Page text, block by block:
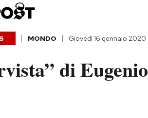
MONDO Giovedì 16 gennaio 2020
di Eugenio